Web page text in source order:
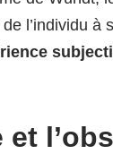
de l’individu